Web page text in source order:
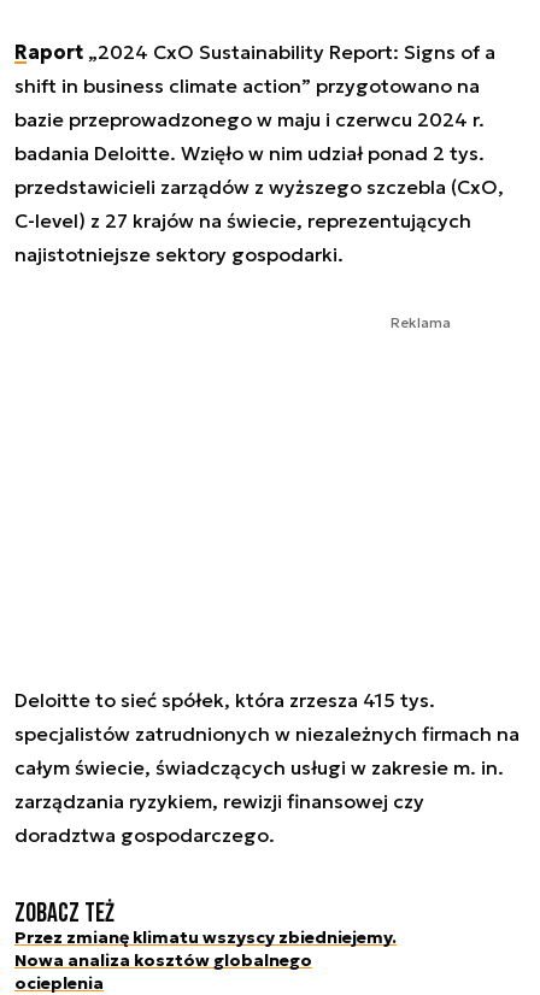
Raport „2024 CxO Sustainability Report: Signs of a
shift in business climate action” przygotowano na
bazie przeprowadzonego w maju i czerwcu 2024 r.
badania Deloitte. Wzięło w nim udział ponad 2 tys.
przedstawicieli zarządów z wyższego szczebla (CxO,
C-level) z 27 krajów na świecie, reprezentujących
najistotniejsze sektory gospodarki.
Reklama
Deloitte to sieć spółek, która zrzesza 415 tys.
specjalistów zatrudnionych w niezależnych firmach na
całym świecie, świadczących usługi w zakresie m. in.
zarządzania ryzykiem, rewizji finansowej czy
doradztwa gospodarczego.
Zobacz też
Przez zmianę klimatu wszyscy zbiedniejemy.
Nowa analiza kosztów globalnego
ocieplenia